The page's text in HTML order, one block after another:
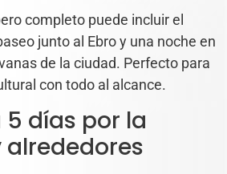
completo puede incluir el
junto al Ebro y una noche en
de la ciudad. Perfecto para
con todo al alcance.
5 días por la